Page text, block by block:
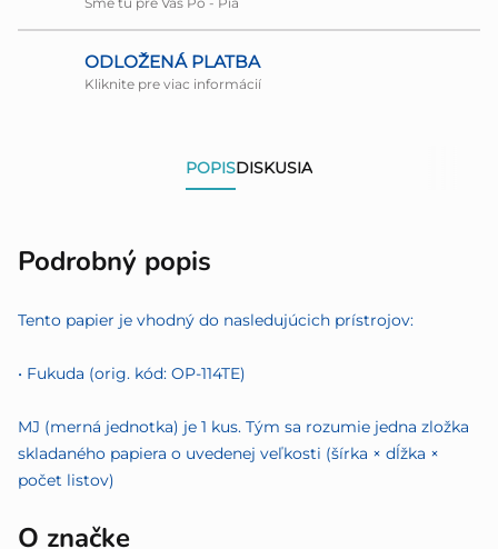
ODLOŽENÁ PLATBA
Kliknite pre viac informácií
POPISDISKUSIA
Podrobný popis
Tento papier je vhodný do nasledujúcich prístrojov:
• Fukuda (orig. kód: OP-114TE)
MJ (merná jednotka) je 1 kus. Tým sa rozumie jedna zložka
skladaného papiera o uvedenej veľkosti (šírka × dĺžka ×
počet listov)
O značke